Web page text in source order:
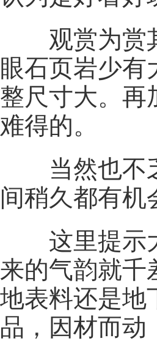
观赏为赏
眼石页岩少
整尺寸大。再
难得的。
当然也不
间稍久都有机
这里提示
来的气韵就千
地表料还是地
品，因材而动